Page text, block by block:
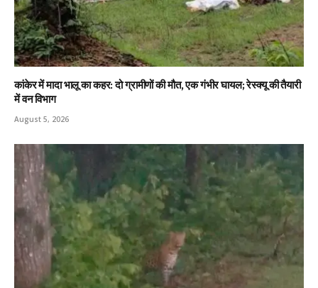
कांकेर में मादा भालू का कहर: दो ग्रामीणों की मौत, एक गंभीर घायल; रेस्क्यू की तैयारी
में वन विभाग
August 5, 2026